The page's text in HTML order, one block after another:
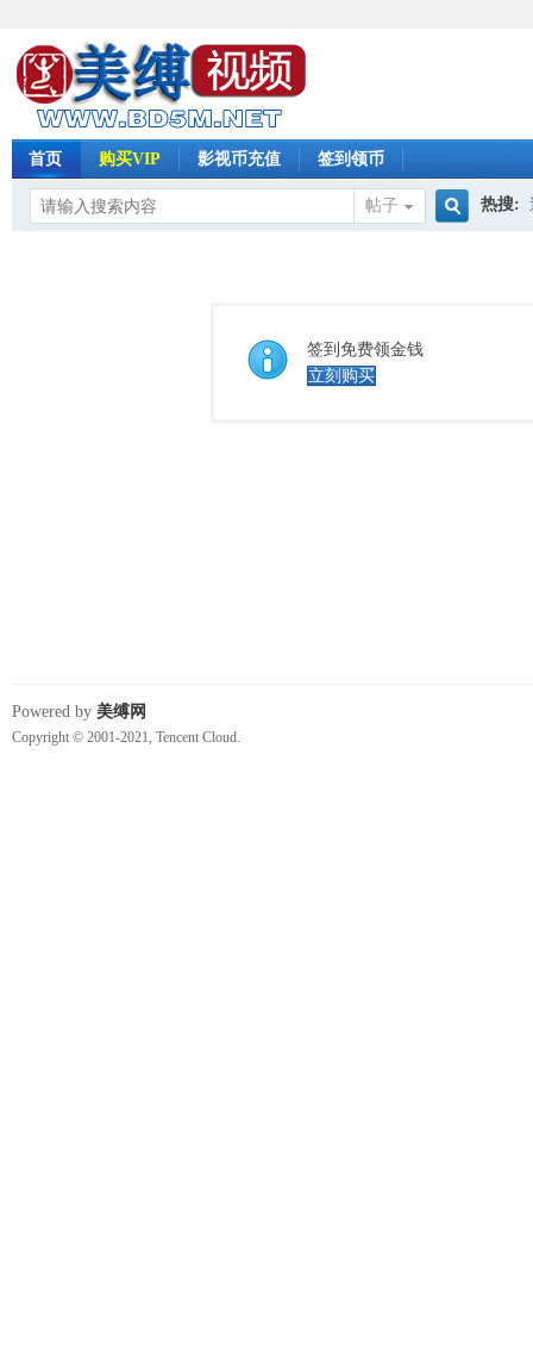
首页 购买VIP 影视币充值 签到领币
帖子 热搜:
签到免费领金钱
立刻购买
Powered by 美缚网
Copyright © 2001-2021, Tencent Cloud.